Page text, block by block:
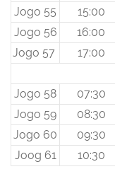
Jogo 55
15:00
Jogo 56
16:00
Jogo 57
17:00
Jogo 58
07:30
Jogo 59
08:30
Jogo 60
09:30
Joog 61
10:30